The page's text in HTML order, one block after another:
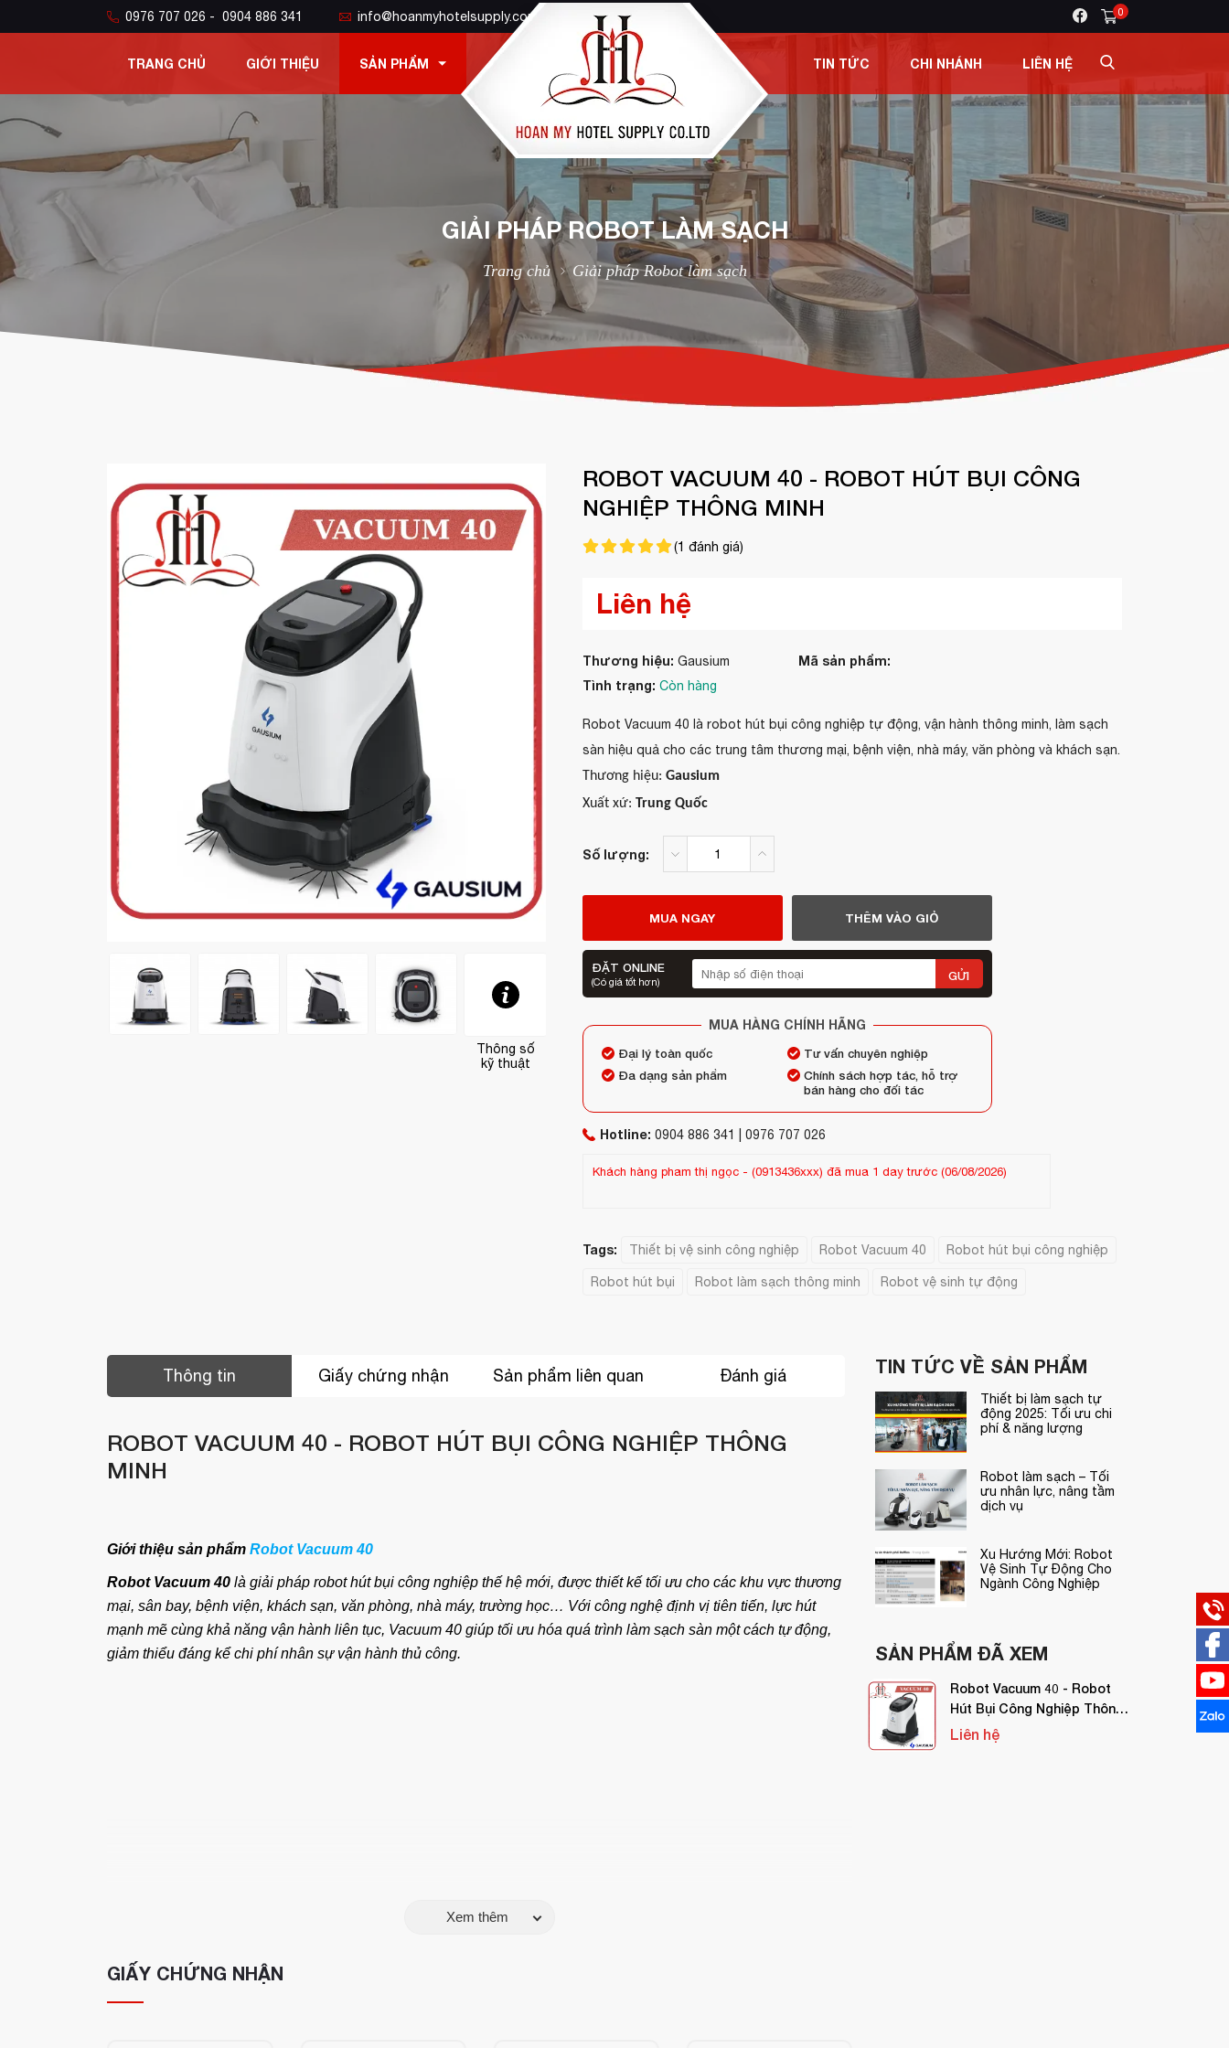
0976 707 026 - 0904 886 341 info@hoanmyhotelsupply.com 0
TRANG CHỦ GIỚI THIỆU SẢN PHẨM TIN TỨC CHI NHÁNH LIÊN HỆ
GIẢI PHÁP ROBOT LÀM SẠCH
Trang chủ Giải pháp Robot làm sạch
Thông số
kỹ thuật
Bộ
sản phẩm
Bài viết
ROBOT VACUUM 40 - ROBOT HÚT BỤI CÔNG
NGHIỆP THÔNG MINH
(1 đánh giá)
Liên hệ
Thương hiệu: Gausium
Mã sản phẩm:
Tình trạng: Còn hàng
Robot Vacuum 40 là robot hút bụi công nghiệp tự động, vận hành thông minh, làm sạch
sàn hiệu quả cho các trung tâm thương mại, bệnh viện, nhà máy, văn phòng và khách sạn.
Thương hiệu: Gausium
Xuất xứ: Trung Quốc
Số lượng:
MUA NGAY THÊM VÀO GIỎ
ĐẶT ONLINE
(Có giá tốt hơn) GỬI
MUA HÀNG CHÍNH HÃNG
Đại lý toàn quốc
Tư vấn chuyên nghiệp
Đa dạng sản phẩm
Chính sách hợp tác, hỗ trợ
bán hàng cho đối tác
Hotline: 0904 886 341 | 0976 707 026
Khách hàng Shop Thúy-(0944604xxx)đã mua 25 ngày trước (13/07/2026)
Tags: Thiết bị vệ sinh công nghiệp Robot Vacuum 40 Robot hút bụi công nghiệp
Robot hút bụi Robot làm sạch thông minh Robot vệ sinh tự động
Thông tin Giấy chứng nhận Sản phẩm liên quan Đánh giá
ROBOT VACUUM 40 - ROBOT HÚT BỤI CÔNG NGHIỆP THÔNG
MINH
Giới thiệu sản phẩm Robot Vacuum 40
Robot Vacuum 40 là giải pháp robot hút bụi công nghiệp thế hệ mới, được thiết kế tối ưu cho các khu vực thương
mại, sân bay, bệnh viện, khách sạn, văn phòng, nhà máy, trường học… Với công nghệ định vị tiên tiến, lực hút
mạnh mẽ cùng khả năng vận hành liên tục, Vacuum 40 giúp tối ưu hóa quá trình làm sạch sàn một cách tự động,
giảm thiểu đáng kể chi phí nhân sự vận hành thủ công.
Xem thêm
GIẤY CHỨNG NHẬN
TIN TỨC VỀ SẢN PHẨM
Thiết bị làm sạch tự
động 2025: Tối ưu chi
phí & năng lượng
Robot làm sạch – Tối
ưu nhân lực, nâng tầm
dịch vụ
Xu Hướng Mới: Robot
Vệ Sinh Tự Động Cho
Ngành Công Nghiệp
SẢN PHẨM ĐÃ XEM
Robot Vacuum 40 - Robot
Hút Bụi Công Nghiệp Thông
Minh
Liên hệ